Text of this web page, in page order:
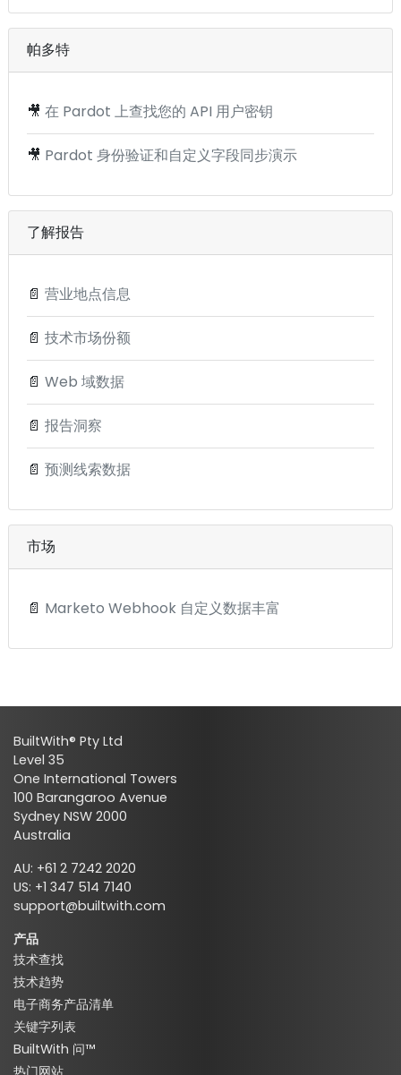
帕多特
🎥 在 Pardot 上查找您的 API 用户密钥
🎥 Pardot 身份验证和自定义字段同步演示
了解报告
📄 营业地点信息
📄 技术市场份额
📄 Web 域数据
📄 报告洞察
📄 预测线索数据
市场
📄 Marketo Webhook 自定义数据丰富
BuiltWith® Pty Ltd
Level 35
One International Towers
100 Barangaroo Avenue
Sydney NSW 2000
Australia
AU: +61 2 7242 2020
US: +1 347 514 7140
support@builtwith.com
产品
技术查找
技术趋势
电子商务产品清单
关键字列表
BuiltWith 问™
热门网站